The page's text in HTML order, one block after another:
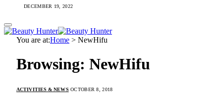
DECEMBER 19, 2022
You are at:Home > NewHifu
Browsing: NewHifu
ACTIVITIES & NEWS OCTOBER 8, 2018